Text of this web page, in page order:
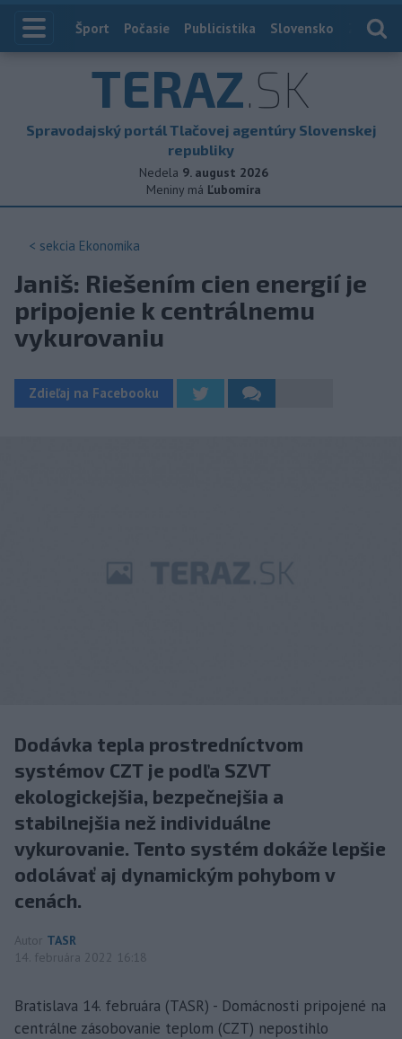
Index
Šport Počasie Publicistika Slovensko
TERAZ.SK
Spravodajský portál Tlačovej agentúry Slovenskej
republiky
Nedela 9. august 2026
Meniny má Ľubomíra
< sekcia Ekonomika
Janiš: Riešením cien energií je
pripojenie k centrálnemu
vykurovaniu
Zdieľaj na Facebooku
Dodávka tepla prostredníctvom
systémov CZT je podľa SZVT
ekologickejšia, bezpečnejšia a
stabilnejšia než individuálne
vykurovanie. Tento systém dokáže lepšie
odolávať aj dynamickým pohybom v
cenách.
Autor TASR
14. februára 2022 16:18
Bratislava 14. februára (TASR) - Domácnosti pripojené na
centrálne zásobovanie teplom (CZT) nepostihlo